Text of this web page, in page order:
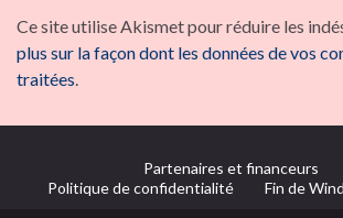
Ce site utilise Akismet pour réduire les
plus sur la façon dont les données de vos
traitées.
Partenaires et financeurs
Politique de confidentialité
Fin de